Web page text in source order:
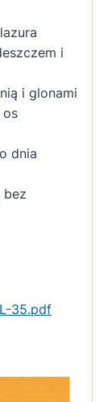
i
i glonami
os
dnia
bez
35.pdf